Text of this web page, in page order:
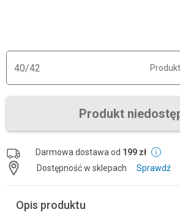
40/42
Produkt
Darmowa dostawa od 199 zł
Dostępność w sklepach
Sprawdź
Opis produktu